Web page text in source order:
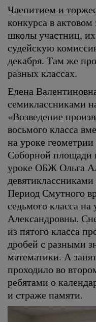
Чаепитием и
конкурса в
школы участниц,
судейскую
декабря. Там же
разных классах.
Елена
семиклассниками
«Возведение
восьмого класса
на уроке
Соборной площади
уроке ОБЖ Ольга
Период Смутного
седьмого класса
Александровны.
из пятого класса
дробей с разными
математики. А
проходило во
ребятами о
и страже памяти.